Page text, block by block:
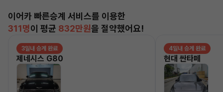
이어카 빠른승계 서비스를 이용한
311명이 평균 832만원을 절약했어요!
3일내 승계 완료
제네시스 G80
4일내 승계 완료
현대 싼타페